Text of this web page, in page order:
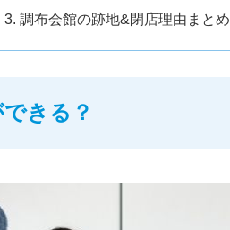
調布会館の跡地&閉店理由まとめ
きる？